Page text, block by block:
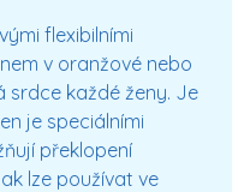
flexibilními
v oranžové nebo
srdce každé ženy. Je
je speciálními
překlopení
lze používat ve